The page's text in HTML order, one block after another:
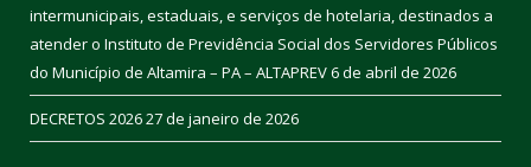
intermunicipais, estaduais, e serviços de hotelaria, destinados a
atender o Instituto de Previdência Social dos Servidores Públicos
do Município de Altamira – PA – ALTAPREV6 de abril de 2026
DECRETOS 202627 de janeiro de 2026